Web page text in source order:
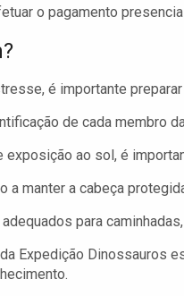
o pagamento
é importante
de cada membro
exposição ao sol, é
a manter a cabeça
para
Expedição Dinossauros